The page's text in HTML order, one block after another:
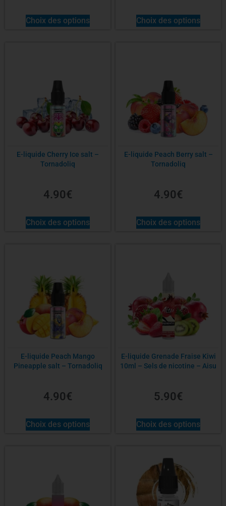
Choix des options Choix des options
E-liquide Cherry Ice salt –
Tornadoliq
4.90€
Choix des options
E-liquide Peach Berry salt –
Tornadoliq
4.90€
Choix des options
E-liquide Peach Mango
Pineapple salt – Tornadoliq
4.90€
Choix des options
E-liquide Grenade Fraise Kiwi
10ml – Sels de nicotine – Aisu
5.90€
Choix des options